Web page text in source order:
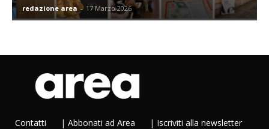
redazione area - 17 Marzo 2026
Contatti | Abbonati ad Area | Iscriviti alla newsletter